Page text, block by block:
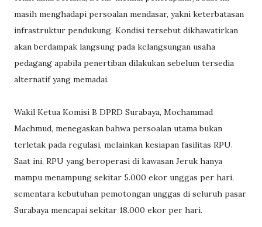
masih menghadapi persoalan mendasar, yakni keterbatasan
infrastruktur pendukung. Kondisi tersebut dikhawatirkan
akan berdampak langsung pada kelangsungan usaha
pedagang apabila penertiban dilakukan sebelum tersedia
alternatif yang memadai.
Wakil Ketua Komisi B DPRD Surabaya, Mochammad
Machmud, menegaskan bahwa persoalan utama bukan
terletak pada regulasi, melainkan kesiapan fasilitas RPU.
Saat ini, RPU yang beroperasi di kawasan Jeruk hanya
mampu menampung sekitar 5.000 ekor unggas per hari,
sementara kebutuhan pemotongan unggas di seluruh pasar
Surabaya mencapai sekitar 18.000 ekor per hari.